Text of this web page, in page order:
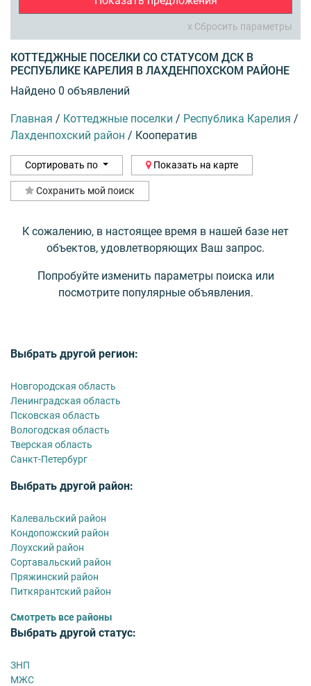
x Сбросить параметры
КОТТЕДЖНЫЕ ПОСЕЛКИ СО СТАТУСОМ ДСК В
РЕСПУБЛИКЕ КАРЕЛИЯ В ЛАХДЕНПОХСКОМ РАЙОНЕ
Найдено 0 объявлений
Главная / Коттеджные поселки / Республика Карелия /
Лахденпохский район / Кооператив
Сортировать по Показать на карте
Сохранить мой поиск
К сожалению, в настоящее время в нашей базе нет
объектов, удовлетворяющих Ваш запрос.
Попробуйте изменить параметры поиска или
посмотрите популярные объявления.
Выбрать другой регион:
Новгородская область
Ленинградская область
Псковская область
Вологодская область
Тверская область
Санкт-Петербург
Выбрать другой район:
Калевальский район
Кондопожский район
Лоухский район
Сортавальский район
Пряжинский район
Питкярантский район
Смотреть все районы
Выбрать другой статус:
ЗНП
МЖС